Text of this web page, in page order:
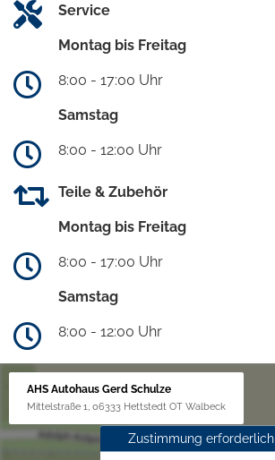
Service
Montag bis Freitag
8:00 - 17:00 Uhr
Samstag
8:00 - 12:00 Uhr
Teile & Zubehör
Montag bis Freitag
8:00 - 17:00 Uhr
Samstag
8:00 - 12:00 Uhr
AHS Autohaus Gerd Schulze
Mittelstraße 1, 06333 Hettstedt OT Walbeck
Zustimmung erforderlich